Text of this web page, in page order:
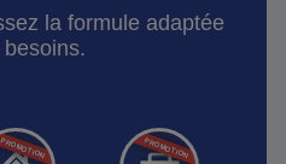
la formule adaptée